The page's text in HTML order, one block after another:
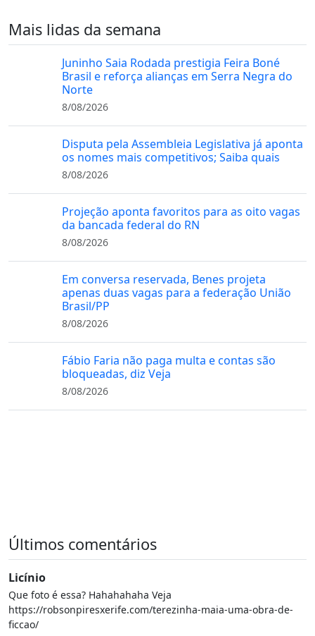
Mais lidas da semana
Juninho Saia Rodada prestigia Feira Boné
Brasil e reforça alianças em Serra Negra do
Norte
8/08/2026
Disputa pela Assembleia Legislativa já aponta
os nomes mais competitivos; Saiba quais
8/08/2026
Projeção aponta favoritos para as oito vagas
da bancada federal do RN
8/08/2026
Em conversa reservada, Benes projeta
apenas duas vagas para a federação União
Brasil/PP
8/08/2026
Fábio Faria não paga multa e contas são
bloqueadas, diz Veja
8/08/2026
Últimos comentários
Licínio
Que foto é essa? Hahahahaha Veja
https://robsonpiresxerife.com/terezinha-maia-uma-obra-de-
ficcao/